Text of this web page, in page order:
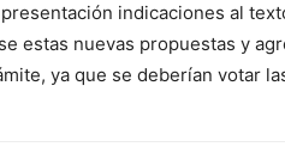
indicaciones al
estas nuevas propuestas y
ya que se deberían votar